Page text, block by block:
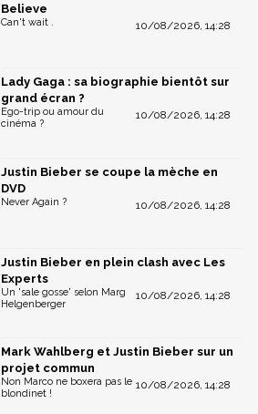
Believe
10/08/2026, 14:28
Can't wait .
Lady Gaga : sa biographie bientôt sur
grand écran ?
10/08/2026, 14:28
Ego-trip ou amour du
cinéma ?
Justin Bieber se coupe la mèche en
DVD
10/08/2026, 14:28
Never Again ?
Justin Bieber en plein clash avec Les
Experts
10/08/2026, 14:28
Un 'sale gosse' selon Marg
Helgenberger
Mark Wahlberg et Justin Bieber sur un
projet commun
10/08/2026, 14:28
Non Marco ne boxera pas le
blondinet !